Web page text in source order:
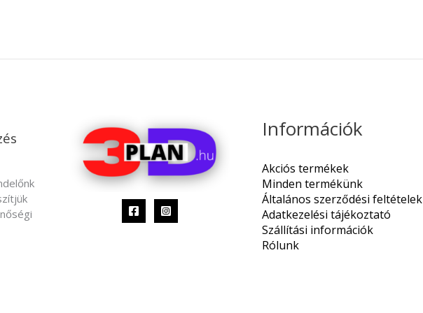
Információk
Akciós termékek
Minden termékünk
Általános szerződési feltételek
Adatkezelési tájékoztató
Szállítási információk
Rólunk